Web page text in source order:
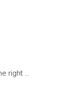
Parmigiano Reggiano: how to choose the right one